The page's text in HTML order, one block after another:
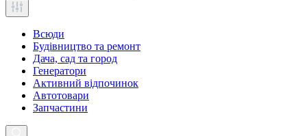
Всюди
Будівництво та ремонт
Дача, сад та город
Генератори
Активний відпочинок
Автотовари
Запчастини